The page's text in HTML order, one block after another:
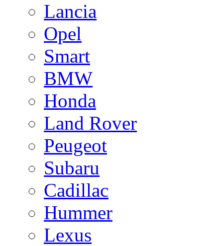
Lancia
Opel
Smart
BMW
Honda
Land Rover
Peugeot
Subaru
Cadillac
Hummer
Lexus